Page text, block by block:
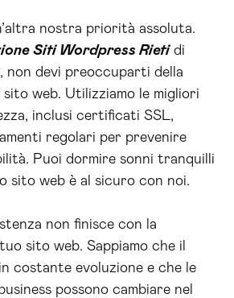
nostra priorità assoluta.
Siti Wordpress Rietidi
non devi preoccuparti della
web. Utilizziamo le migliori
inclusi certificati SSL,
regolari per prevenire
Puoi dormire sonni tranquilli
sito web è al sicuro con noi.
non finisce con la
sito web. Sappiamo che il
costante evoluzione e che le
possono cambiare nel